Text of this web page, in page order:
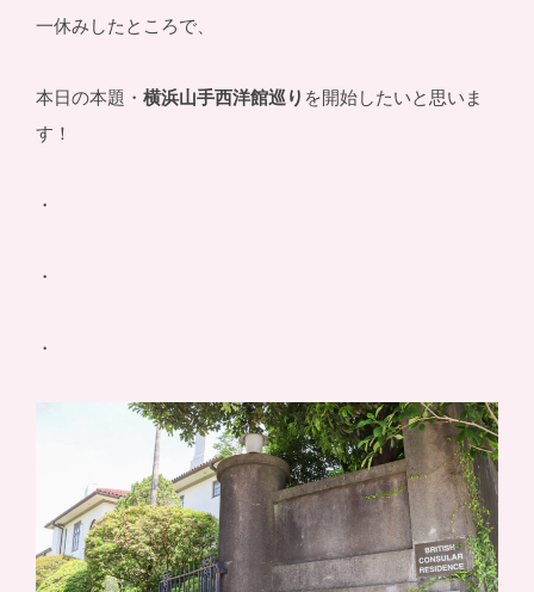
一休みしたところで、
本日の本題・ 横浜山手西洋館巡り を開始したいと思いま
す！
・
・
・